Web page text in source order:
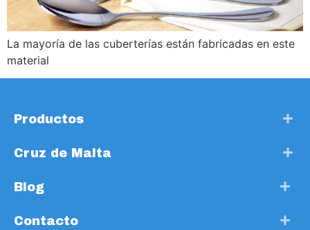
La mayoría de las cuberterías están fabricadas en este
material
Productos
Cruz de Malta
Blog
Contacto